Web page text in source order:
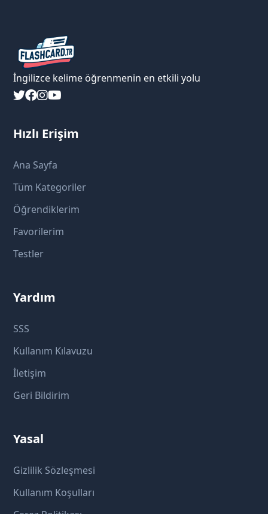
İngilizce kelime öğrenmenin en etkili yolu
Hızlı Erişim
Ana Sayfa
Tüm Kategoriler
Öğrendiklerim
Favorilerim
Testler
Yardım
SSS
Kullanım Kılavuzu
İletişim
Geri Bildirim
Yasal
Gizlilik Sözleşmesi
Kullanım Koşulları